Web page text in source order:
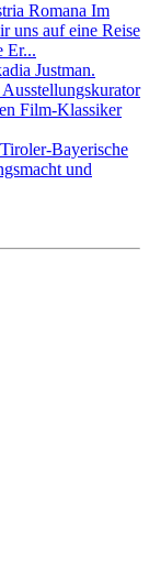
Romana Im
uns auf eine Reise
Er...
Justman.
Film-Klassiker
Bayerische
und